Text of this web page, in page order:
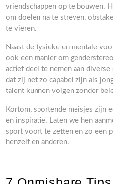
vriendschappen op te bouwen.
om doelen na te streven,
te vieren.
Naast de fysieke en mentale
ook een manier om
actief deel te nemen aan
dat zij net zo capabel zijn als
talent kunnen volgen zonder
Kortom, sportende meisjes zijn
en inspiratie. Laten we hen
sport voort te zetten en zo een
henzelf en anderen.